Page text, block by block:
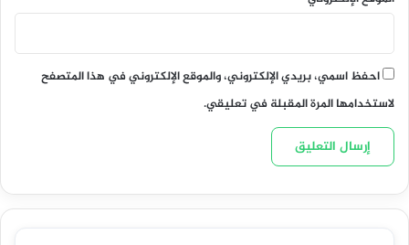
احفظ اسمي، بريدي الإلكتروني، والموقع الإلكتروني في هذا المتصفح
لاستخدامها المرة المقبلة في تعليقي.